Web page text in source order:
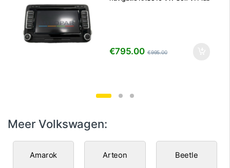
€795.00 €995.00
Meer Volkswagen:
Amarok Arteon Beetle